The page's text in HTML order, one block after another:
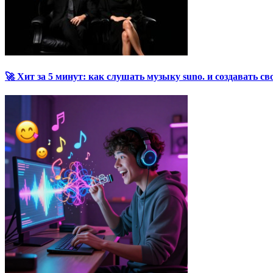
🚀 Хит за 5 минут: как слушать музыку suno. и создавать